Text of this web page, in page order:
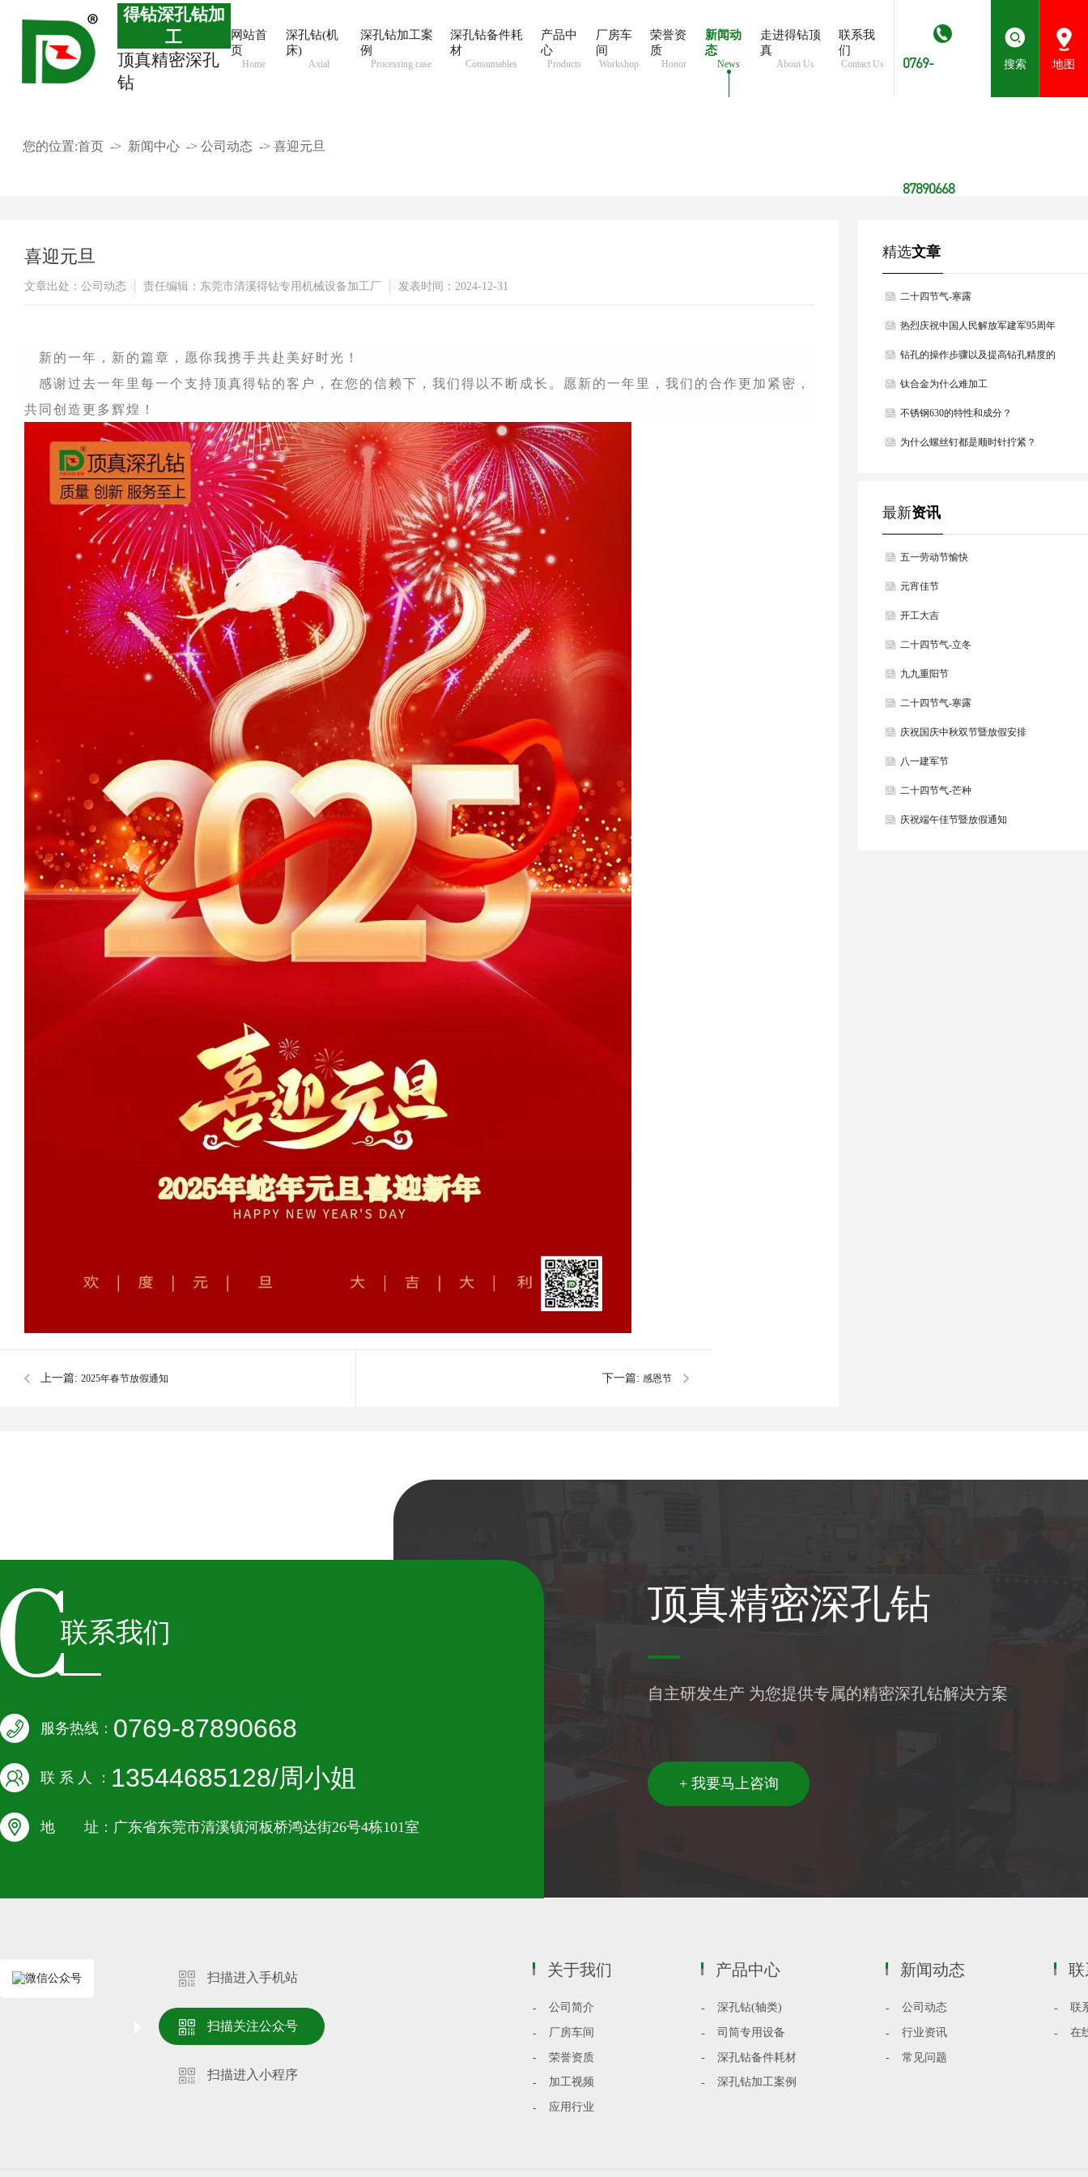
得钻深孔钻加
工
顶真精密深孔
钻
网站首
页
Home
深孔钻(机
床)
Axial
深孔钻加工案
例
Processing case
深孔钻备件耗
材
Consumables
产品中
心
Products
厂房车
间
Workshop
荣誉资
质
Honor
新闻动
态
News
走进得钻顶
真
About Us
联系我
们
Contact Us 0769-
87890668
搜索 地图
您的位置:首页 -> 新闻中心 -> 公司动态 -> 喜迎元旦
喜迎元旦
文章出处：公司动态 责任编辑：东莞市清溪得钻专用机械设备加工厂 发表时间：2024-12-31
新的一年，新的篇章，愿你我携手共赴美好时光！
感谢过去一年里每一个支持顶真得钻的客户，在您的信赖下，我们得以不断成长。愿新的一年里，我们的合作更加紧密，
共同创造更多辉煌！
上一篇: 2025年春节放假通知 下一篇: 感恩节
精选文章
二十四节气-寒露
热烈庆祝中国人民解放军建军95周年
钻孔的操作步骤以及提高钻孔精度的
方法总结！
钛合金为什么难加工
不锈钢630的特性和成分？
为什么螺丝钉都是顺时针拧紧？
最新资讯
五一劳动节愉快
元宵佳节
开工大吉
二十四节气-立冬
九九重阳节
二十四节气-寒露
庆祝国庆中秋双节暨放假安排
八一建军节
二十四节气-芒种
庆祝端午佳节暨放假通知
联系我们
服务热线： 0769-87890668
联 系 人 ： 13544685128/周小姐
地 址：广东省东莞市清溪镇河板桥鸿达街26号4栋101室
顶真精密深孔钻
自主研发生产 为您提供专属的精密深孔钻解决方案
+ 我要马上咨询
扫描进入手机站
扫描关注公众号
扫描进入小程序
关于我们
公司简介
厂房车间
荣誉资质
加工视频
应用行业
产品中心
深孔钻(轴类)
司筒专用设备
深孔钻备件耗材
深孔钻加工案例
新闻动态
公司动态
行业资讯
常见问题
联
联
在